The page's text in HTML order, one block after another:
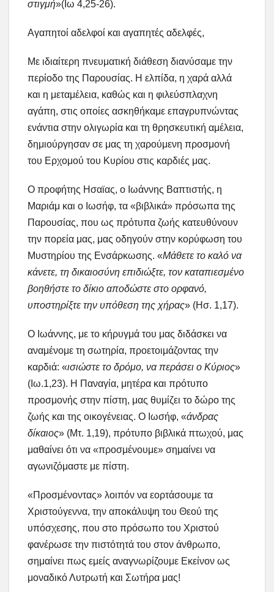
στιγμή»(Ιω 4,25-26).
Αγαπητοί αδελφοί και αγαπητές αδελφές,
Με ιδιαίτερη πνευματική διάθεση διανύσαμε την
περίοδο της Παρουσίας. Η ελπίδα, η χαρά αλλά
και η μεταμέλεια, καθώς και η φιλεύσπλαχνη
αγάπη, στις οποίες ασκηθήκαμε επαγρυπνώντας
ενάντια στην ολιγωρία και τη θρησκευτική αμέλεια,
δημιούργησαν σε μας τη χαρούμενη προσμονή
του Ερχομού του Κυρίου στις καρδιές μας.
Ο προφήτης Ησαϊας, ο Ιωάννης Βαπτιστής, η
Μαριάμ και ο Ιωσήφ, τα «βιβλικά» πρόσωπα της
Παρουσίας, που ως πρότυπα ζωής κατευθύνουν
την πορεία μας, μας οδηγούν στην κορύφωση του
Μυστηρίου της Ενσάρκωσης. «Μάθετε το καλό να
κάνετε, τη δικαιοσύνη επιδιώξτε, τον καταπιεσμένο
βοηθήστε το δίκιο αποδώστε στο ορφανό,
υποστηρίξτε την υπόθεση της χήρας» (Ησ. 1,17).
Ο Ιωάννης, με το κήρυγμά του μας διδάσκει να
αναμένομε τη σωτηρία, προετοιμάζοντας την
καρδιά: «ισιώστε το δρόμο, να περάσει ο Κύριος»
(Ιω.1,23). Η Παναγία, μητέρα και πρότυπο
προσμονής στην πίστη, μας θυμίζει το δώρο της
ζωής και της οικογένειας. Ο Ιωσήφ, «άνδρας
δίκαιος» (Μτ. 1,19), πρότυπο βιβλικά πτωχού, μας
μαθαίνει ότι να «προσμένουμε» σημαίνει να
αγωνιζόμαστε με πίστη.
«Προσμένοντας» λοιπόν να εορτάσουμε τα
Χριστούγεννα, την αποκάλυψη του Θεού της
υπόσχεσης, που στο πρόσωπο του Χριστού
φανέρωσε την πιστότητά του στον άνθρωπο,
σημαίνει πως εμείς αναγνωρίζουμε Εκείνον ως
μοναδικό Λυτρωτή και Σωτήρα μας!